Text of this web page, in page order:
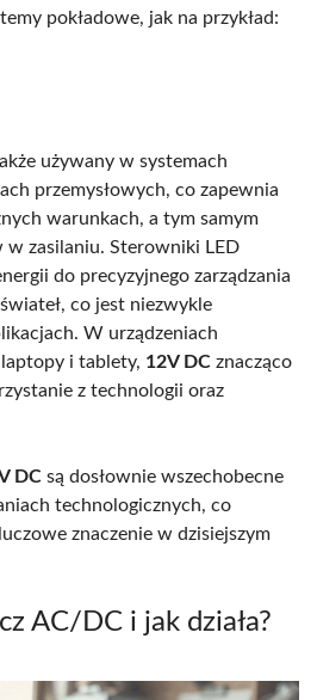
pokładowe, jak na przykład:
używany w systemach
przemysłowych, co zapewnia
warunkach, a tym samym
w zasilaniu. Sterowniki LED
do precyzyjnego zarządzania
co jest niezwykle
W urządzeniach
i tablety, 12V DC znacząco
z technologii oraz
DC są dosłownie wszechobecne
technologicznych, co
znaczenie w dzisiejszym
AC/DC i jak działa?